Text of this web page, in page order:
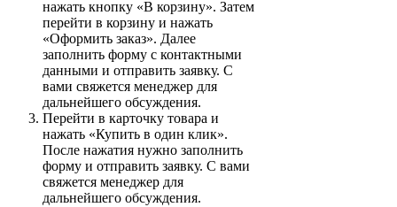
нажать кнопку «В корзину». Затем
перейти в корзину и нажать
«Оформить заказ». Далее
заполнить форму с контактными
данными и отправить заявку. С
вами свяжется менеджер для
дальнейшего обсуждения.
Перейти в карточку товара и
нажать «Купить в один клик».
После нажатия нужно заполнить
форму и отправить заявку. С вами
свяжется менеджер для
дальнейшего обсуждения.